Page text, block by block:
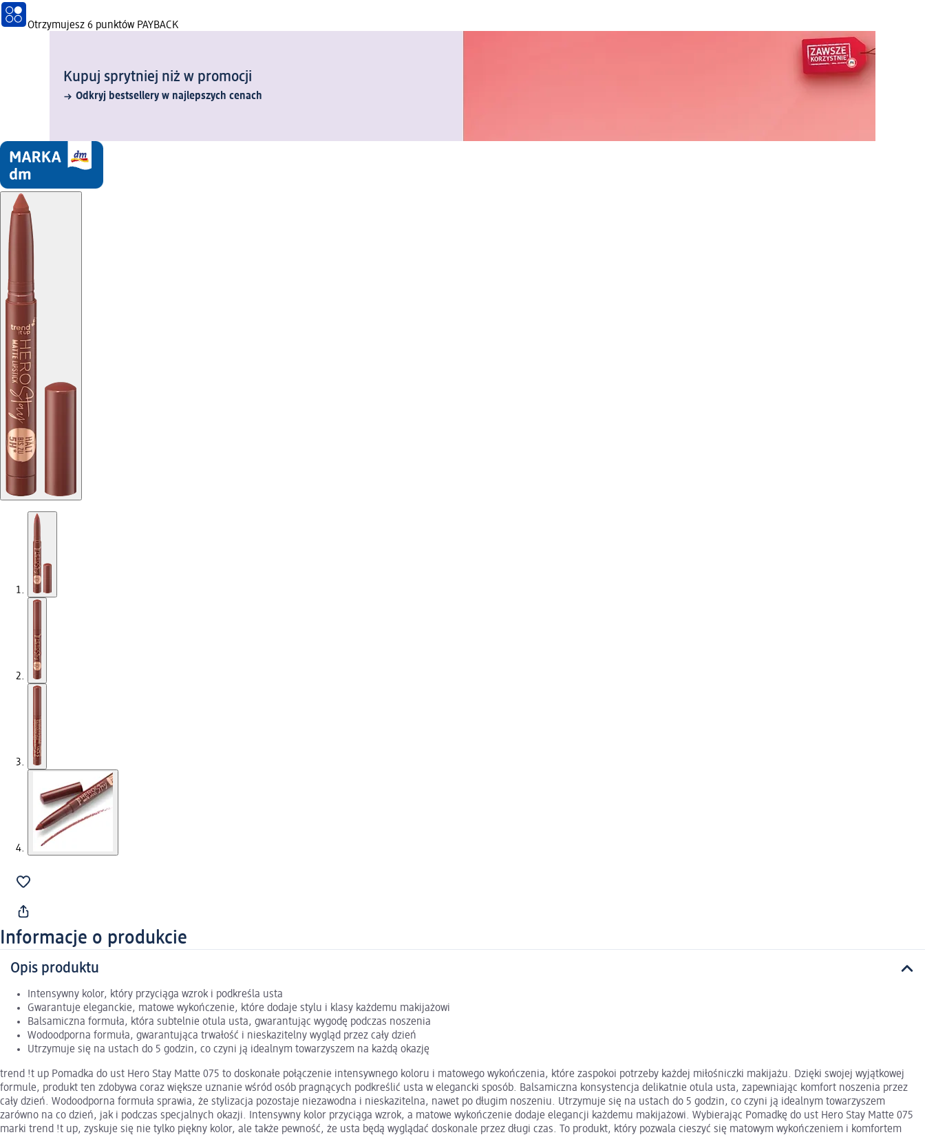
Otrzymujesz 6 punktów PAYBACK
Kupuj sprytniej niż w promocji
Odkryj bestsellery w najlepszych cenach
Informacje o produkcie
Opis produktu
Intensywny kolor, który przyciąga wzrok i podkreśla usta
Gwarantuje eleganckie, matowe wykończenie, które dodaje stylu i klasy każdemu makijażowi
Balsamiczna formuła, która subtelnie otula usta, gwarantując wygodę podczas noszenia
Wodoodporna formuła, gwarantująca trwałość i nieskazitelny wygląd przez cały dzień
Utrzymuje się na ustach do 5 godzin, co czyni ją idealnym towarzyszem na każdą okazję
trend !t up Pomadka do ust Hero Stay Matte 075 to doskonałe połączenie intensywnego koloru i matowego wykończenia, które zaspokoi potrzeby każdej miłośniczki makijażu. Dzięki swojej wyjątkowej
formule, produkt ten zdobywa coraz większe uznanie wśród osób pragnących podkreślić usta w elegancki sposób. Balsamiczna konsystencja delikatnie otula usta, zapewniając komfort noszenia przez
cały dzień. Wodoodporna formuła sprawia, że stylizacja pozostaje niezawodna i nieskazitelna, nawet po długim noszeniu. Utrzymuje się na ustach do 5 godzin, co czyni ją idealnym towarzyszem
zarówno na co dzień, jak i podczas specjalnych okazji. Intensywny kolor przyciąga wzrok, a matowe wykończenie dodaje elegancji każdemu makijażowi. Wybierając Pomadkę do ust Hero Stay Matte 075
marki trend !t up, zyskuje się nie tylko piękny kolor, ale także pewność, że usta będą wyglądać doskonale przez długi czas. To produkt, który pozwala cieszyć się matowym wykończeniem i komfortem